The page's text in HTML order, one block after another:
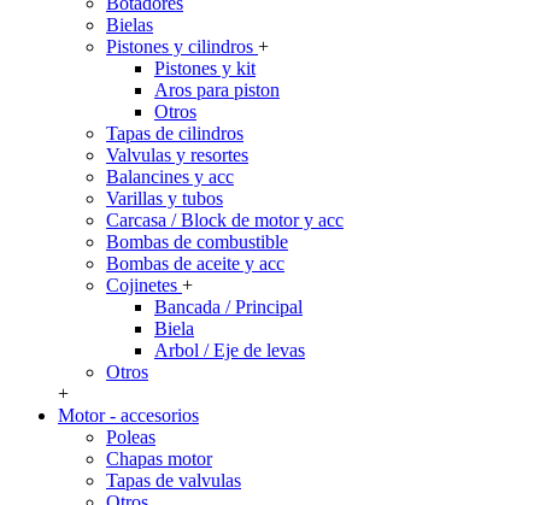
Bielas
Pistones y cilindros +
Pistones y kit
Aros para piston
Otros
Tapas de cilindros
Valvulas y resortes
Balancines y acc
Varillas y tubos
Carcasa / Block de motor y acc
Bombas de combustible
Bombas de aceite y acc
Cojinetes +
Bancada / Principal
Biela
Arbol / Eje de levas
Otros
+
Motor - accesorios
Poleas
Chapas motor
Tapas de valvulas